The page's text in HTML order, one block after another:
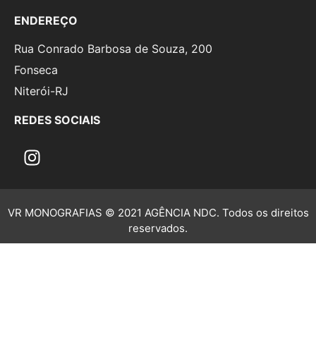
ENDEREÇO
Rua Conrado Barbosa de Souza, 200
Fonseca
Niterói-RJ
REDES SOCIAIS
VR MONOGRAFIAS © 2021 AGÊNCIA NDC. Todos os direitos
reservados.